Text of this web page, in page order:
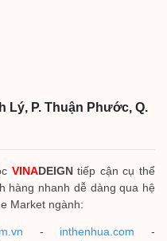
Lý, P. Thuận Phước, Q.
VINADEIGNtiếp cận cụ thể
hàng nhanh dễ dàng qua hệ
Market ngành:
- inthenhua.com -